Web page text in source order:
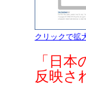
クリックで拡
「日
反映さ